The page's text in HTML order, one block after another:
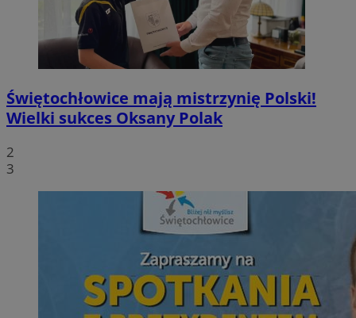
Świętochłowice mają mistrzynię Polski!
Wielki sukces Oksany Polak
2
3